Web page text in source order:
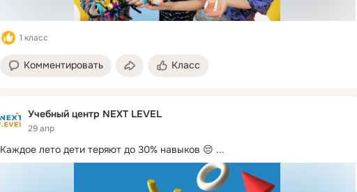
1 класс
Комментировать Класс
Учебный центр NEXT LEVEL
29 апр
Каждое лето дети теряют до 30% навыков 😔 ...